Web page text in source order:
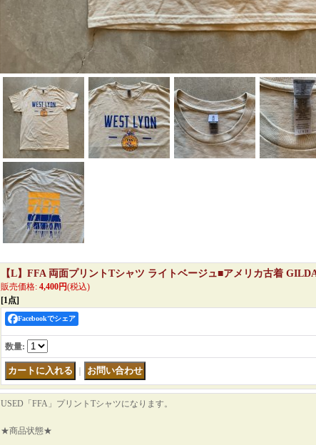
【L】FFA 両面プリントTシャツ ライトベージュ■アメリカ古着
販売価格: 4,400円(税込)
[1点]
Facebookでシェア
数量:
USED「FFA」プリントTシャツになります。
★商品状態★